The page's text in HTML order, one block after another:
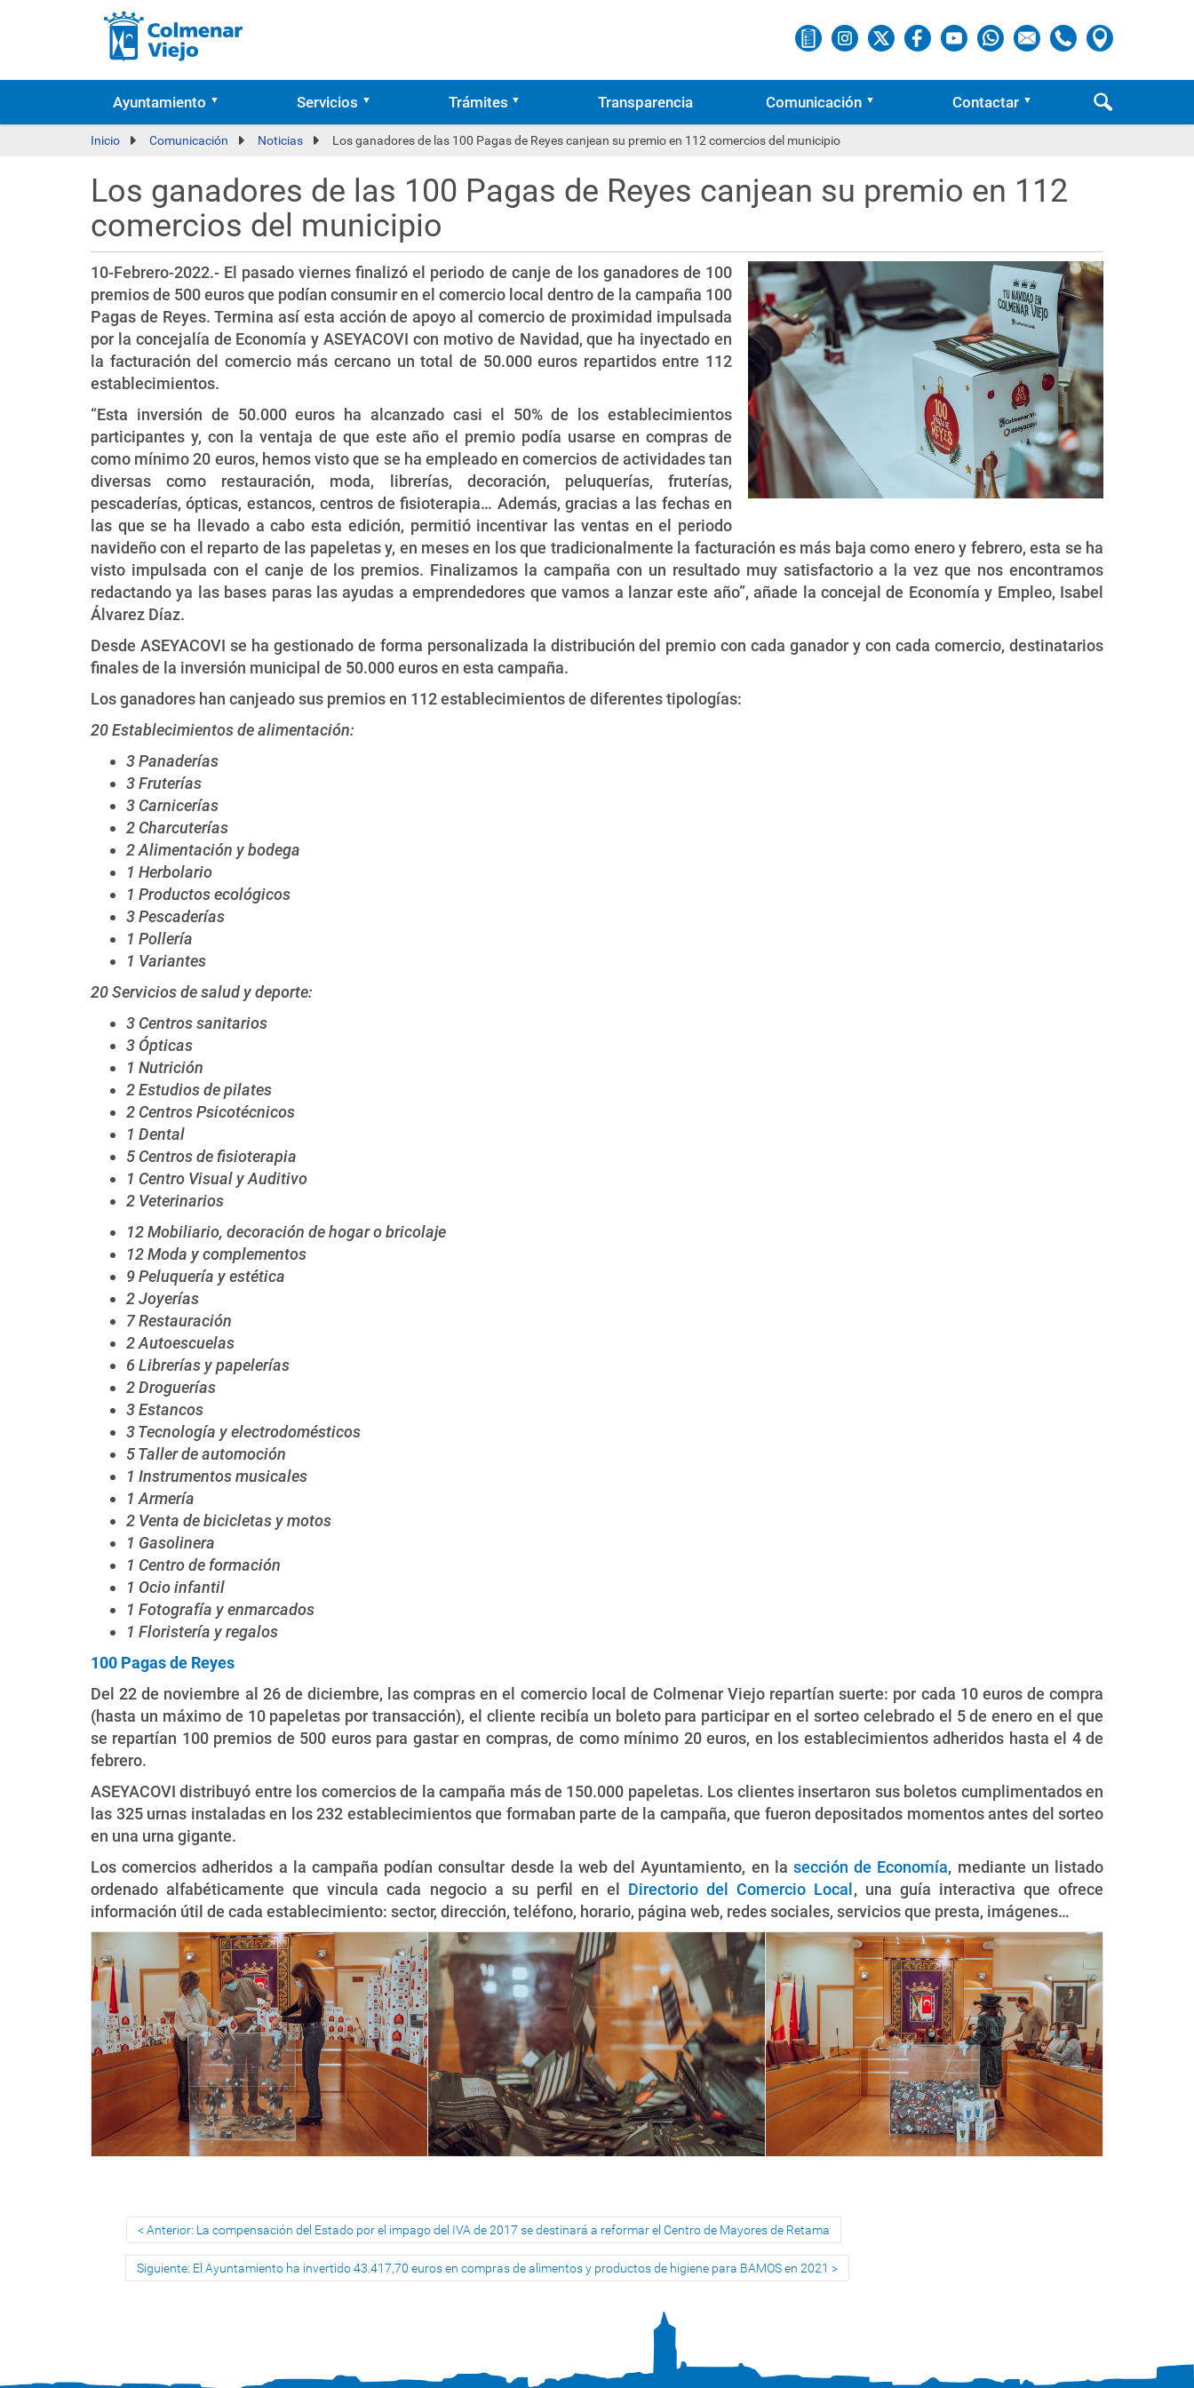
Ayuntamiento Servicios Trámites Transparencia Comunicación Contactar
Inicio Comunicación Noticias Los ganadores de las 100 Pagas de Reyes canjean su premio en 112 comercios del municipio
Los ganadores de las 100 Pagas de Reyes canjean su premio en 112
comercios del municipio
10-Febrero-2022.- El pasado viernes finalizó el periodo de canje de los ganadores de 100
premios de 500 euros que podían consumir en el comercio local dentro de la campaña 100
Pagas de Reyes. Termina así esta acción de apoyo al comercio de proximidad impulsada
por la concejalía de Economía y ASEYACOVI con motivo de Navidad, que ha inyectado en
la facturación del comercio más cercano un total de 50.000 euros repartidos entre 112
establecimientos.
“Esta inversión de 50.000 euros ha alcanzado casi el 50% de los establecimientos
participantes y, con la ventaja de que este año el premio podía usarse en compras de
como mínimo 20 euros, hemos visto que se ha empleado en comercios de actividades tan
diversas como restauración, moda, librerías, decoración, peluquerías, fruterías,
pescaderías, ópticas, estancos, centros de fisioterapia… Además, gracias a las fechas en
las que se ha llevado a cabo esta edición, permitió incentivar las ventas en el periodo
navideño con el reparto de las papeletas y, en meses en los que tradicionalmente la facturación es más baja como enero y febrero, esta se ha
visto impulsada con el canje de los premios. Finalizamos la campaña con un resultado muy satisfactorio a la vez que nos encontramos
redactando ya las bases paras las ayudas a emprendedores que vamos a lanzar este año”, añade la concejal de Economía y Empleo, Isabel
Álvarez Díaz.
Desde ASEYACOVI se ha gestionado de forma personalizada la distribución del premio con cada ganador y con cada comercio, destinatarios
finales de la inversión municipal de 50.000 euros en esta campaña.
Los ganadores han canjeado sus premios en 112 establecimientos de diferentes tipologías:
20 Establecimientos de alimentación:
3 Panaderías
3 Fruterías
3 Carnicerías
2 Charcuterías
2 Alimentación y bodega
1 Herbolario
1 Productos ecológicos
3 Pescaderías
1 Pollería
1 Variantes
20 Servicios de salud y deporte:
3 Centros sanitarios
3 Ópticas
1 Nutrición
2 Estudios de pilates
2 Centros Psicotécnicos
1 Dental
5 Centros de fisioterapia
1 Centro Visual y Auditivo
2 Veterinarios
12 Mobiliario, decoración de hogar o bricolaje
12 Moda y complementos
9 Peluquería y estética
2 Joyerías
7 Restauración
2 Autoescuelas
6 Librerías y papelerías
2 Droguerías
3 Estancos
3 Tecnología y electrodomésticos
5 Taller de automoción
1 Instrumentos musicales
1 Armería
2 Venta de bicicletas y motos
1 Gasolinera
1 Centro de formación
1 Ocio infantil
1 Fotografía y enmarcados
1 Floristería y regalos
100 Pagas de Reyes
Del 22 de noviembre al 26 de diciembre, las compras en el comercio local de Colmenar Viejo repartían suerte: por cada 10 euros de compra
(hasta un máximo de 10 papeletas por transacción), el cliente recibía un boleto para participar en el sorteo celebrado el 5 de enero en el que
se repartían 100 premios de 500 euros para gastar en compras, de como mínimo 20 euros, en los establecimientos adheridos hasta el 4 de
febrero.
ASEYACOVI distribuyó entre los comercios de la campaña más de 150.000 papeletas. Los clientes insertaron sus boletos cumplimentados en
las 325 urnas instaladas en los 232 establecimientos que formaban parte de la campaña, que fueron depositados momentos antes del sorteo
en una urna gigante.
Los comercios adheridos a la campaña podían consultar desde la web del Ayuntamiento, en la sección de Economía, mediante un listado
ordenado alfabéticamente que vincula cada negocio a su perfil en el Directorio del Comercio Local , una guía interactiva que ofrece
información útil de cada establecimiento: sector, dirección, teléfono, horario, página web, redes sociales, servicios que presta, imágenes…
Anterior: La compensación del Estado por el impago del IVA de 2017 se destinará a reformar el Centro de Mayores de Retama
Siguiente: El Ayuntamiento ha invertido 43.417,70 euros en compras de alimentos y productos de higiene para BAMOS en 2021